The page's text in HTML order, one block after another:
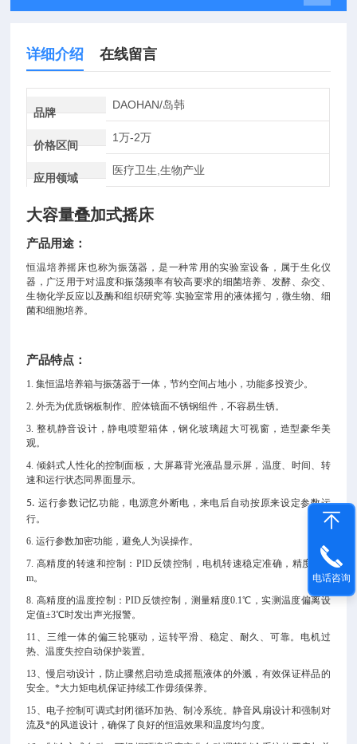
详细介绍 在线留言
品牌
DAOHAN/岛韩
价格区间
1万-2万
应用领域
医疗卫生,生物产业
大容量叠加式摇床
产品用途：
恒温培养摇床也称为振荡器，是一种常用的实验室设备，属于生化仪
器，广泛用于对温度和振荡频率有较高要求的细菌培养、发酵、杂交、
生物化学反应以及酶和组织研究等.实验室常用的液体摇匀，微生物、细
菌和细胞培养。
产品特点：
1.集恒温培养箱与振荡器于一体，节约空间占地小，功能多投资少。
2.外壳为优质钢板制作、腔体镜面不锈钢组件，不容易生锈。
3.整机静音设计，静电喷塑箱体，钢化玻璃超大可视窗，造型豪华美
观。
4. 倾斜式人性化的控制面板，大屏幕背光液晶显示屏，温度、时间、转
速和运行状态同界面显示。
5.运行参数记忆功能，电源意外断电，来电后自动按原来设定参数运
行。
6.运行参数加密功能，避免人为误操作。
7. 高精度的转速和控制： PID反馈控制，电机转速稳定准确，精度±1rp
m。
8. 高精度的温度控制：PID反馈控制，测量精度0.1℃，实测温度偏离设
定值±3℃时发出声光报警。
11、三维一体的偏三轮驱动，运转平滑、稳定、耐久、可靠。电机过
热、温度失控自动保护装置。
13、慢启动设计，防止骤然启动造成摇瓶液体的外溅，有效保证样品的
安全。*大力矩电机保证持续工作毋须保养。
15、电子控制可调式封闭循环加热、制冷系统。静音风扇设计和强制对
流及*的风道设计，确保了良好的恒温效果和温度均匀度。
电话咨询